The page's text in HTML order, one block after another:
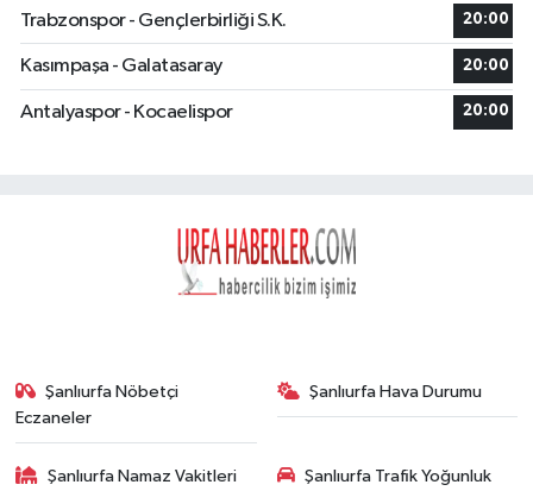
Trabzonspor - Gençlerbirliği S.K. 20:00
Kasımpaşa - Galatasaray 20:00
Antalyaspor - Kocaelispor 20:00
Şanlıurfa Nöbetçi
Eczaneler
Şanlıurfa Hava Durumu
Şanlıurfa Namaz Vakitleri Şanlıurfa Trafik Yoğunluk